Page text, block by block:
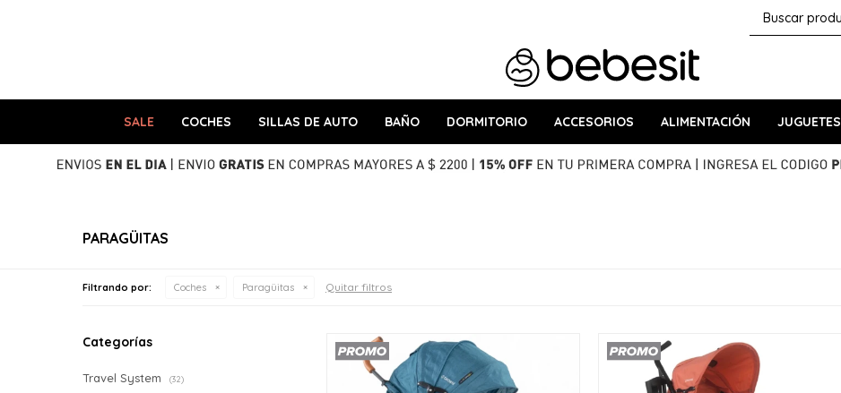
SALE COCHES SILLAS DE AUTO BAÑO DORMITORIO ACCESORIOS ALIMENTACIÓN JUGUETES
PARAGÜITAS
Filtrando por: Coches Paragüitas Quitar filtros
Categorías
Travel System (32)